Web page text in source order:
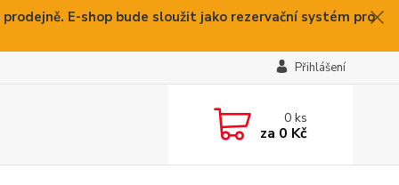
E-shop bude sloužit jako rezervační systém pro
Přihlášení
0ks
za 0 Kč